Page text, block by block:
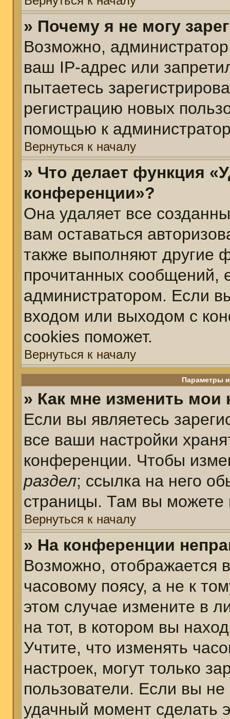
» Почему я не могу
Возможно,
ваш IP-адрес или
пытаетесь
регистрацию новых
помощью к
Вернуться к началу
» Что делает функция
конференции»?
Она удаляет все
вам оставаться
также выполняют другие
прочитанных сообщений,
администратором. Если
входом или выходом с
cookies поможет.
Вернуться к началу
Параметры
» Как мне изменить мои
Если вы являетесь
все ваши настройки
конференции. Чтобы
раздел; ссылка на него
страницы. Там вы можете
Вернуться к началу
» На конференции
Возможно, отображается
часовому поясу, а не к
этом случае измените в
на тот, в котором вы
Учтите, что изменять
настроек, могут только
пользователи. Если вы
удачный момент сделать